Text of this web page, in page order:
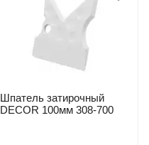
Шпатель затирочный
DЕCOR 100мм 308-700